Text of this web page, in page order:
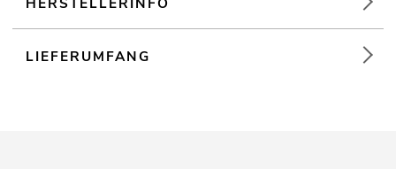
LIEFERUMFANG